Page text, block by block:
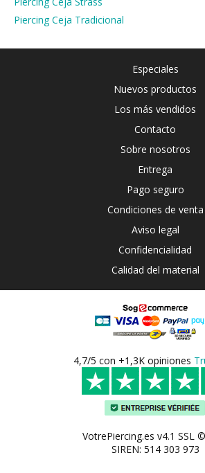
Piercing Ceja Tradicional
Especiales
Nuevos productos
Los más vendidos
Contacto
Sobre nosotros
Entrega
Pago seguro
Condiciones de venta
Aviso legal
Confidencialidad
Calidad del material
4,7/5 con +1,3K opiniones
VotrePiercing.es v4.1 SSL
SIREN: 514 303 973